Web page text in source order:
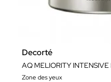
Decorté
Zone des yeux